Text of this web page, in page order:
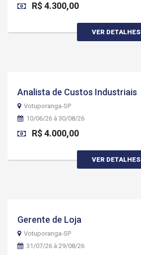
R$ 4.300,00
VER DETALHES
Analista de Custos Industriais
Votuporanga-SP
10/06/26 à 30/08/26
R$ 4.000,00
VER DETALHES
Gerente de Loja
Votuporanga-SP
31/07/26 à 29/08/26